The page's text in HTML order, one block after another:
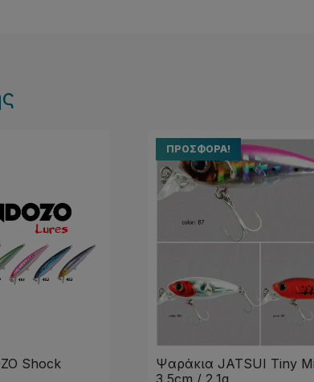
Shock
ΠΡΟΣΦΟΡΆ!
Ψαράκια JATSUI Tiny
3,5cm / 2,1g